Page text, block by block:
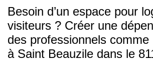
Besoin d’un espace pour
visiteurs ? Créer une
des professionnels
à Saint Beauzile dans le